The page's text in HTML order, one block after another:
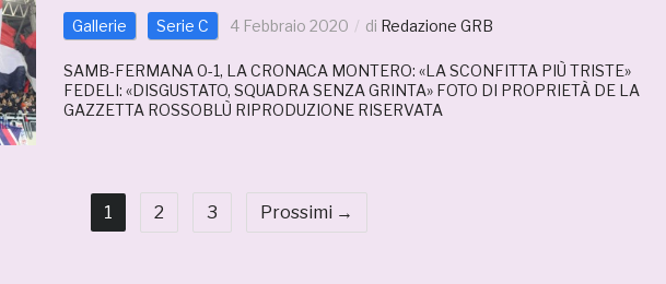
Gallerie Serie C 4 Febbraio 2020 di Redazione GRB
SAMB-FERMANA 0-1, LA CRONACA MONTERO: «LA SCONFITTA PIÙ TRISTE»
FEDELI: «DISGUSTATO, SQUADRA SENZA GRINTA» FOTO DI PROPRIETÀ DE LA
GAZZETTA ROSSOBLÙ RIPRODUZIONE RISERVATA
1 2 3 Prossimi →